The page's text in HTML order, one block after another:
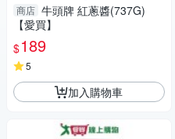
商店 牛頭牌 紅蔥醬(737G)
【愛買】
$189
5
加入購物車